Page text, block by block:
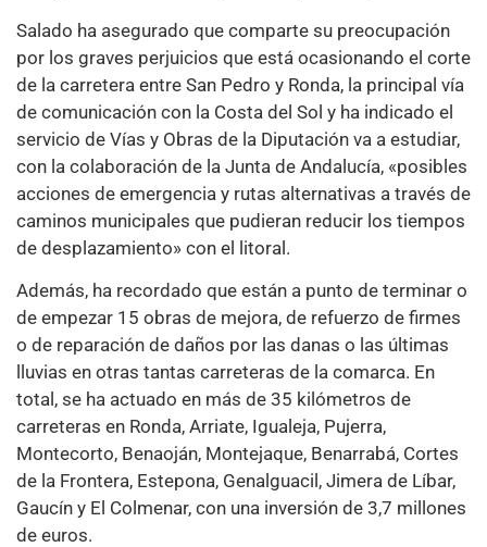
Salado ha asegurado que comparte su preocupación
por los graves perjuicios que está ocasionando el corte
de la carretera entre San Pedro y Ronda, la principal vía
de comunicación con la Costa del Sol y ha indicado el
servicio de Vías y Obras de la Diputación va a estudiar,
con la colaboración de la Junta de Andalucía, «posibles
acciones de emergencia y rutas alternativas a través de
caminos municipales que pudieran reducir los tiempos
de desplazamiento» con el litoral.
Además, ha recordado que están a punto de terminar o
de empezar 15 obras de mejora, de refuerzo de firmes
o de reparación de daños por las danas o las últimas
lluvias en otras tantas carreteras de la comarca. En
total, se ha actuado en más de 35 kilómetros de
carreteras en Ronda, Arriate, Igualeja, Pujerra,
Montecorto, Benaoján, Montejaque, Benarrabá, Cortes
de la Frontera, Estepona, Genalguacil, Jimera de Líbar,
Gaucín y El Colmenar, con una inversión de 3,7 millones
de euros.